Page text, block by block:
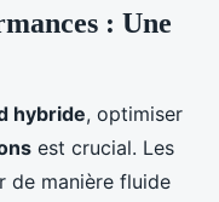
: Une
hybride, optimiser
est crucial. Les
de manière fluide